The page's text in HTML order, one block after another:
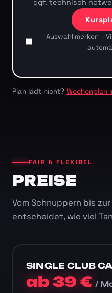
ggf. technisch
Auswahl merken –
Plan lädt nicht? Wochenplan
FAIR & FLEXIBEL
PREISE
Vom Schnuppern bis
entscheidet, wie viel
SINGLE CLUB
ab 39 €/